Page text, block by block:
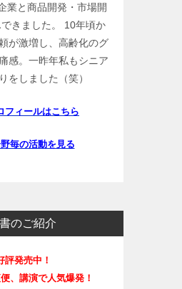
業と商品開発・市場開
きました。 10年頃か
が激増し、高齢化のグ
感。一昨年私もシニア
をしました（笑）
フィールはこちら
毎の活動を見る
のご紹介
評発売中！
、講演で人気爆発！